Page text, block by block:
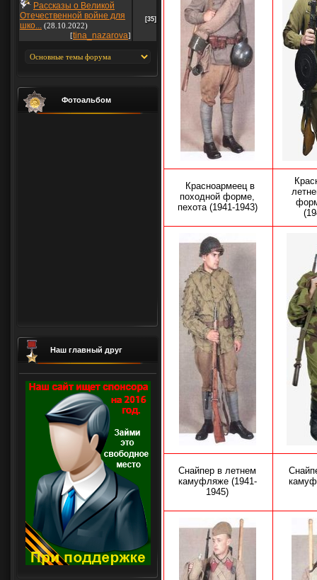
Рассказы о Великой
Отечественной войне для
шко... (28.10.2022)
[tina_nazarova]
[35]
Фотоальбом
Наш главный друг
Красноармеецв
походной форме,
пехота (1941-1943)
Снайпер в летнем
камуфляже (1941-
1945)